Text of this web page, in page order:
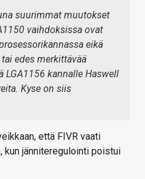
suurimmat muutokset
vaihdoksissa ovat
eikä
edes merkittävää
LGA1156 kannalle Haswell
Kyse on siis
että FIVR vaati
kun jänniteregulointi poistui